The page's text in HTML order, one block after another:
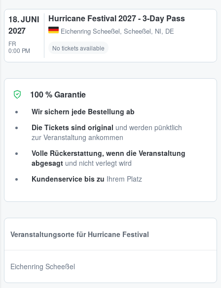
18. JUNI
2027
FR
0:00 PM
Hurricane Festival 2027 - 3-Day Pass
Eichenring Scheeßel, Scheeßel, NI, DE
No tickets available
100 % Garantie
Wir sichern jede Bestellung ab
Die Tickets sind original und werden pünktlich
zur Veranstaltung ankommen
Volle Rückerstattung, wenn die Veranstaltung
abgesagt und nicht verlegt wird
Kundenservice bis zu Ihrem Platz
Veranstaltungsorte für Hurricane Festival
Eichenring Scheeßel